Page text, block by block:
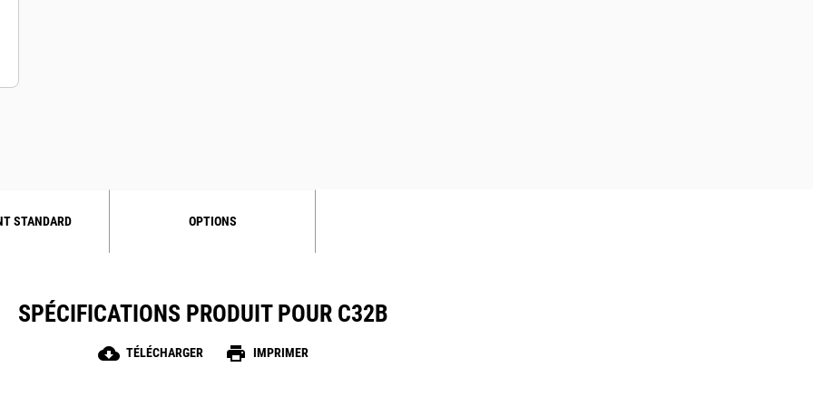
STANDARD OPTIONS
SPÉCIFICATIONS PRODUIT POUR C32B
cloud_download TÉLÉCHARGER print IMPRIMER